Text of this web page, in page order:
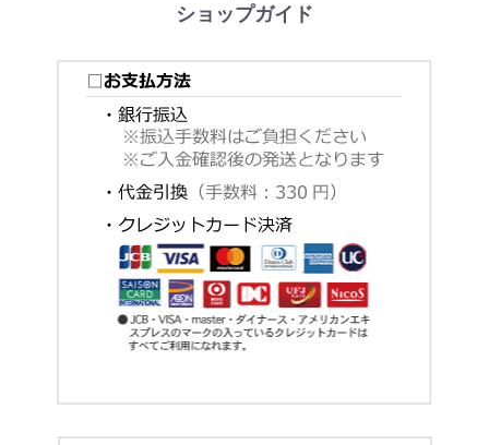
ショップガイド